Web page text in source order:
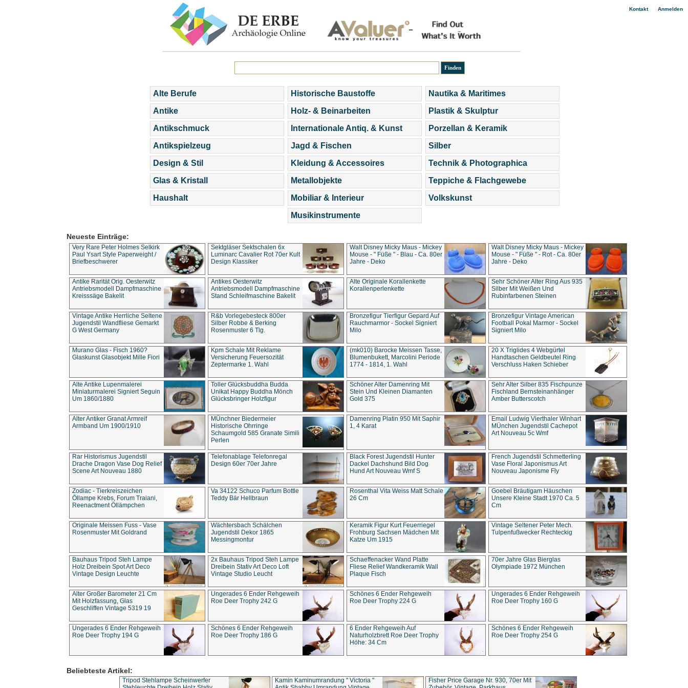
Kontakt| Anmelden
Alte Berufe
Antike
Antikschmuck
Antikspielzeug
Design & Stil
Glas & Kristall
Haushalt
Historische Baustoffe
Holz- & Beinarbeiten
Internationale Antiq. & Kunst
Jagd & Fischen
Kleidung & Accessoires
Metallobjekte
Mobiliar & Interieur
Musikinstrumente
Nautika & Maritimes
Plastik & Skulptur
Porzellan & Keramik
Silber
Technik & Photographica
Teppiche & Flachgewebe
Volkskunst
Neueste Einträge:
Very Rare Peter Holmes Selkirk
Paul Ysart Style Paperweight /
Briefbeschwerer
Sektgläser Sektschalen 6x
Luminarc Cavalier Rot 70er Kult
Design Klassiker
Walt Disney Micky Maus - Mickey
Mouse - " Füße " - Blau - Ca. 80er
Jahre - Deko
Walt Disney Micky Maus - Mickey
Mouse - " Füße " - Rot - Ca. 80er
Jahre - Deko
Antike Rarität Orig. Oesterwitz
Antriebsmodell Dampfmaschine
Kreisssäge Bakelit
Antikes Oesterwitz
Antriebsmodell Dampfmaschine
Stand Schleifmaschine Bakelit
Alte Originale Korallenkette
Korallenperlenkette
Sehr Schöner Alter Ring Aus 935
Silber Mit Weißen Und
Rubinfarbenen Steinen
Vintage Antike Herrliche Seltene
Jugendstil Wandfliese Gemarkt
G West Germany
R&b Vorlegebesteck 800er
Silber Robbe & Berking
Rosenmuster 6 Tlg.
Bronzefigur Tierfigur Gepard Auf
Rauchmarmor - Sockel Signiert
Milo
Bronzefigur Vintage American
Football Pokal Marmor - Sockel
Signiert Milo
Murano Glas - Fisch 1960?
Glaskunst Glasobjekt Mille Fiori
Kpm Schale Mit Reklame
Versicherung Feuersozität
Zeptermarke 1. Wahl
(mk010) Barocke Meissen Tasse,
Blumenbukett, Marcolini Periode
1774 - 1814, 1. Wahl
20 X Triglides 4 Webgürtel
Handtaschen Geldbeutel Ring
Verschluss Haken Schieber
Alte Antike Lupenmalerei
Miniaturmalerei Signiert Seguin
Um 1860/1880
Toller Glücksbuddha Budda
Unikat Happy Buddha Mönch
Glücksbringer Holzfigur
Schöner Alter Damenring Mit
Stein Und Kleinen Diamanten
Gold 375
Sehr Alter Silber 835 Fischpunze
Fischland Bernsteinanhänger
Amber Butterscotch
Alter Antiker Granat Armreif
Armband Um 1900/1910
MÜnchner Biedermeier
Historische Ohrringe
Schaumgold 585 Granate Simili
Perlen
Damenring Platin 950 Mit Saphir
1, 4 Karat
Email Ludwig Vierthaler Winhart
MÜnchen Jugendstil Cachepot
Art Nouveau 5c Wmf
Rar Historismus Jugendstil
Drache Dragon Vase Dog Relief
Scene Art Nouveau 1880
Telefonablage Telefonregal
Design 60er 70er Jahre
Black Forest Jugendstil Hunter
Dackel Dachshund Bild Dog
Hund Art Nouveau Wmf S
French Jugendstil Schmetterling
Vase Floral Japonismus Art
Nouveau Japonisme Fly
Zodiac - Tierkreiszeichen
Öllampe Krebs, Forum Traiani,
Reenactment Öllämpchen
Va 34122 Schuco Parfum Bottle
Teddy Bär Hellbraun
Rosenthal Vita Weiss Matt Schale
26 Cm
Goebel Bräutigam Häuschen
Unsere Kleine Stadt 1970 Ca. 5
Cm
Originale Meissen Fuss - Vase
Rosenmuster Mit Goldrand
Wächtersbach Schälchen
Jugendstil Dekor 1865
Messingmontur
Keramik Figur Kurt Feuerriegel
Frohburg Sachsen Mädchen Mit
Katze Um 1915
Vintage Seltener Peter Mech.
Tulpenfußwecker Rechteckig
Bauhaus Tripod Steh Lampe
Holz Dreibein Spot Art Deco
Vintage Design Leuchte
2x Bauhaus Tripod Steh Lampe
Dreibein Stativ Art Deco Loft
Vintage Studio Leucht
Schaeffenacker Wand Platte
Fliese Relief Wandkeramik Wall
Plaque Fisch
70er Jahre Glas Bierglas
Olympiade 1972 München
Alter Großer Barometer 21 Cm
Mit Holzfassung, Glas
Geschliffen Vintage 5319 19
Ungerades 6 Ender Rehgeweih
Roe Deer Trophy 242 G
Schönes 6 Ender Rehgeweih
Roe Deer Trophy 224 G
Ungerades 6 Ender Rehgeweih
Roe Deer Trophy 160 G
Ungerades 6 Ender Rehgeweih
Roe Deer Trophy 194 G
Schönes 6 Ender Rehgeweih
Roe Deer Trophy 186 G
6 Ender Rehgeweih Auf
Naturholzbrett Roe Deer Trophy
Höhe: 34 Cm
Schönes 6 Ender Rehgeweih
Roe Deer Trophy 254 G
Beliebteste Artikel:
Tripod Stehlampe Scheinwerfer
Kamin Kaminumrandung " Victoria "
Fisher Price Garage Nr. 930, 70er Mit